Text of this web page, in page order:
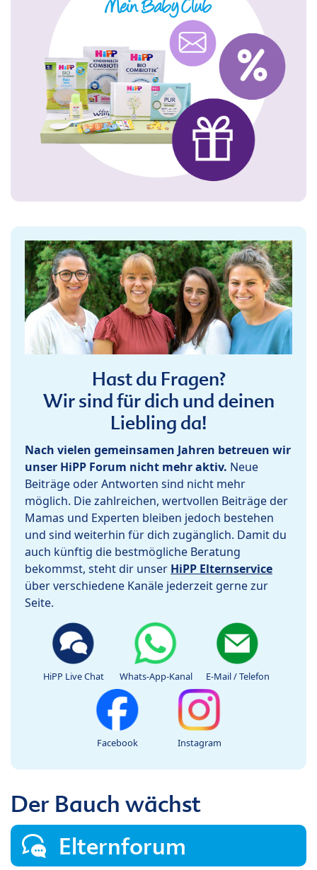
Hast du Fragen?
Wir sind für dich und deinen
Liebling da!
Nach vielen gemeinsamen Jahren betreuen wir
unser HiPP Forum nicht mehr aktiv. Neue
Beiträge oder Antworten sind nicht mehr
möglich. Die zahlreichen, wertvollen Beiträge der
Mamas und Experten bleiben jedoch bestehen
und sind weiterhin für dich zugänglich. Damit du
auch künftig die bestmögliche Beratung
bekommst, steht dir unser HiPP Elternservice
über verschiedene Kanäle jederzeit gerne zur
Seite.
HiPP Live Chat Whats-App-Kanal E-Mail / Telefon
Facebook Instagram
Der Bauch wächst
Elternforum